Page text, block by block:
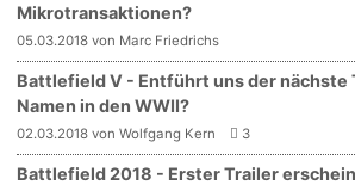
Mikrotransaktionen?
05.03.2018 von Marc Friedrichs
Battlefield V - Entführt uns der nächste
Namen in den WWII?
02.03.2018 von Wolfgang Kern 3
Battlefield 2018 - Erster Trailer